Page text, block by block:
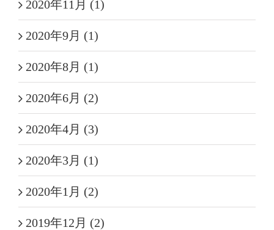
2020年11月 (1)
2020年9月 (1)
2020年8月 (1)
2020年6月 (2)
2020年4月 (3)
2020年3月 (1)
2020年1月 (2)
2019年12月 (2)